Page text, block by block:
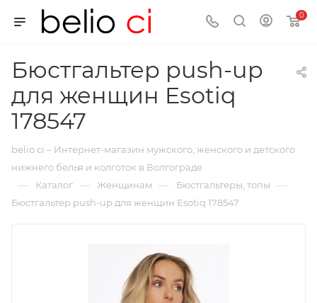
0
Бюстгальтер push-up
для женщин Esotiq
178547
belio ci – Интернет-магазин мужского, женского и детского
нижнего белья и колготок в Волгограде
— Каталог — Женщинам — Бюстгальтеры, топы —
Бюстгальтер push-up для женщин Esotiq 178547